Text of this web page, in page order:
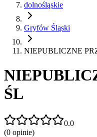
dolnośląskie
Gryfów Śląski
NIEPUBLICZNE
ŚL
0.0
(0 opinie)